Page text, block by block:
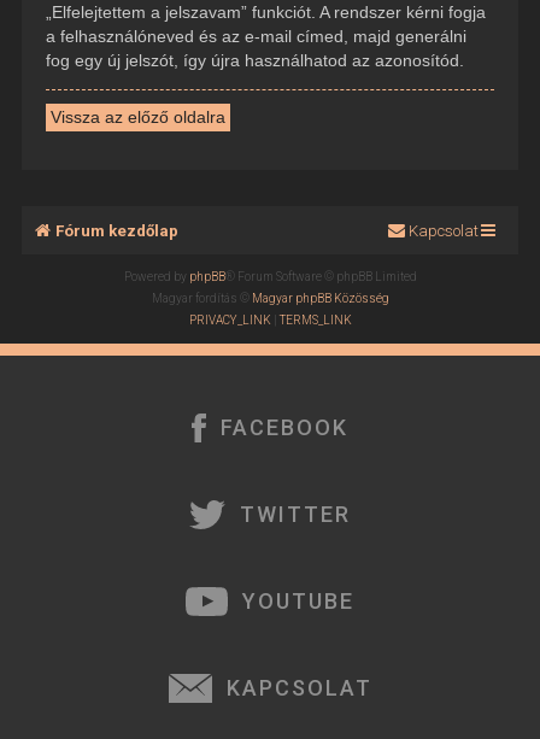
„Elfelejtettem a jelszavam” funkciót. A rendszer kérni fogja
a felhasználóneved és az e-mail címed, majd generálni
fog egy új jelszót, így újra használhatod az azonosítód.
Vissza az előző oldalra
Fórum kezdőlap Kapcsolat
Powered by phpBB® Forum Software © phpBB Limited
Magyar fordítás © Magyar phpBB Közösség
PRIVACY_LINK |TERMS_LINK
FACEBOOK
TWITTER
YOUTUBE
KAPCSOLAT